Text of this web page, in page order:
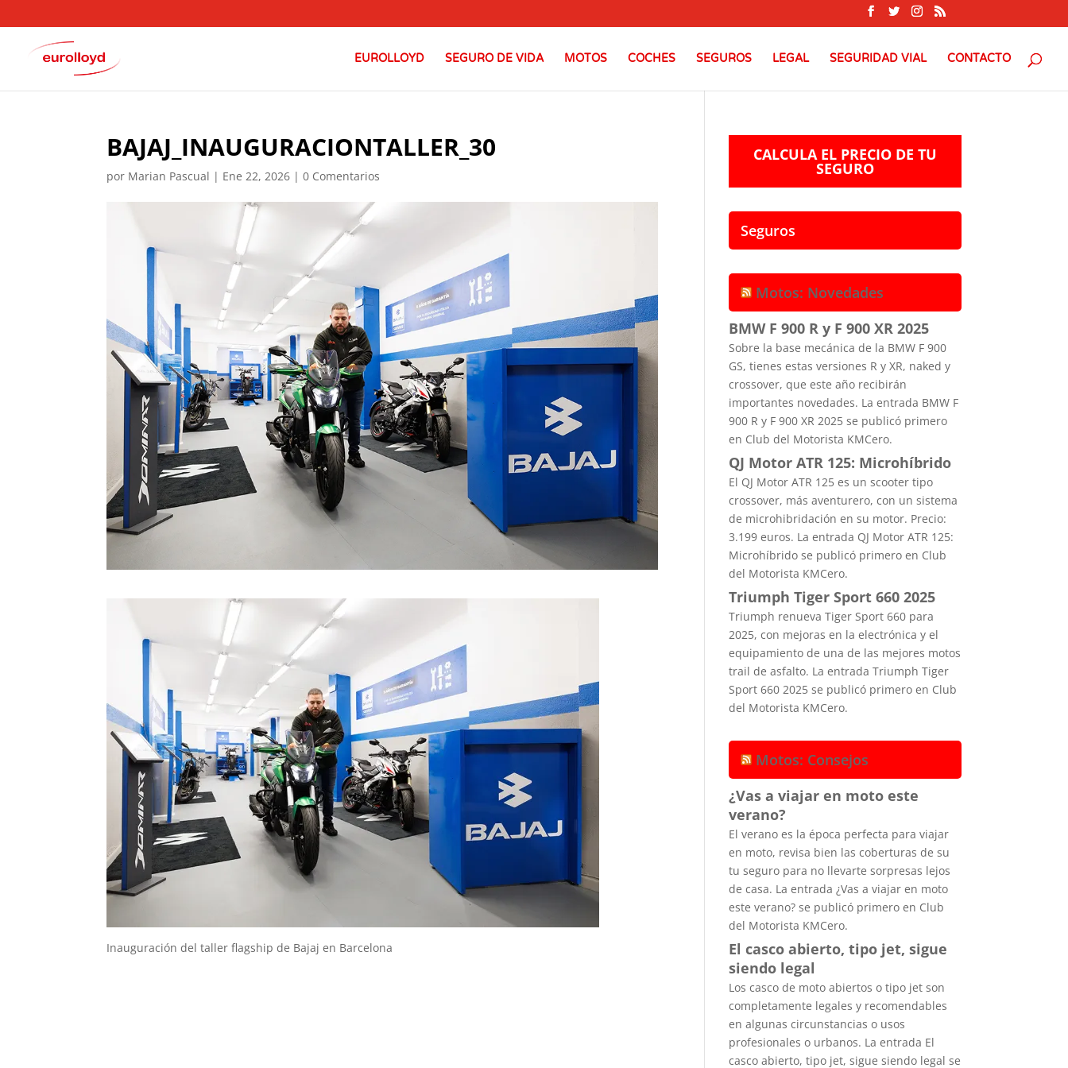
EUROLLOYD SEGURO DE VIDA MOTOS COCHES SEGUROS LEGAL SEGURIDAD VIAL CONTACTO
BAJAJ_INAUGURACIONTALLER_30
por Marian Pascual | Ene 22, 2026 |0 Comentarios
Inauguración del taller flagship de Bajaj en Barcelona
CALCULA EL PRECIO DE TU
SEGURO
Seguros
Motos: Novedades
BMW F 900 R y F 900 XR 2025
Sobre la base mecánica de la BMW F 900
GS, tienes estas versiones R y XR, naked y
crossover, que este año recibirán
importantes novedades. La entrada BMW F
900 R y F 900 XR 2025 se publicó primero
en Club del Motorista KMCero.
QJ Motor ATR 125: Microhíbrido
El QJ Motor ATR 125 es un scooter tipo
crossover, más aventurero, con un sistema
de microhibridación en su motor. Precio:
3.199 euros. La entrada QJ Motor ATR 125:
Microhíbrido se publicó primero en Club
del Motorista KMCero.
Triumph Tiger Sport 660 2025
Triumph renueva Tiger Sport 660 para
2025, con mejoras en la electrónica y el
equipamiento de una de las mejores motos
trail de asfalto. La entrada Triumph Tiger
Sport 660 2025 se publicó primero en Club
del Motorista KMCero.
Motos: Consejos
¿Vas a viajar en moto este
verano?
El verano es la época perfecta para viajar
en moto, revisa bien las coberturas de su
tu seguro para no llevarte sorpresas lejos
de casa. La entrada ¿Vas a viajar en moto
este verano? se publicó primero en Club
del Motorista KMCero.
El casco abierto, tipo jet, sigue
siendo legal
Los casco de moto abiertos o tipo jet son
completamente legales y recomendables
en algunas circunstancias o usos
profesionales o urbanos. La entrada El
casco abierto, tipo jet, sigue siendo legal se